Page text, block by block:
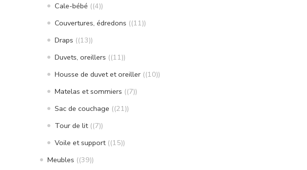
Cale-bébé (4)
Couvertures, édredons (11)
Draps (13)
Duvets, oreillers (11)
Housse de duvet et oreiller (10)
Matelas et sommiers (7)
Sac de couchage (21)
Tour de lit (7)
Voile et support (15)
Meubles (39)